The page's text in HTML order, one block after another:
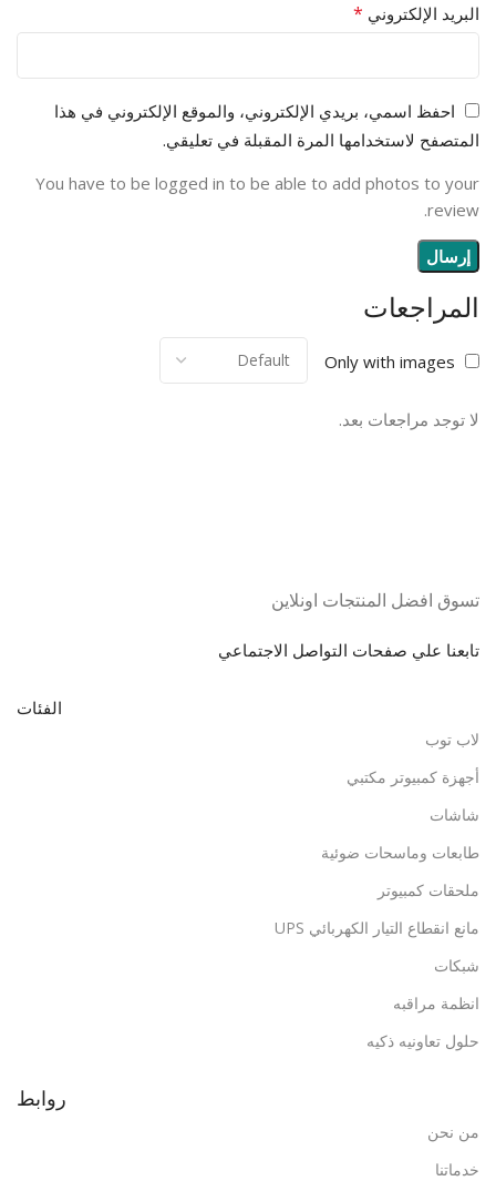
المراجعات
Only with images
لا توجد مراجعات بعد.
البريد الإلكتروني *
احفظ اسمي، بريدي الإلكتروني، والموقع الإلكتروني في هذا
المتصفح لاستخدامها المرة المقبلة في تعليقي.
You have to be logged in to be able to add photos to your
review.
تسوق افضل المنتجات اونلاين
تابعنا علي صفحات التواصل الاجتماعي
الفئات
لاب توب
أجهزة كمبيوتر مكتبي
شاشات
طابعات وماسحات ضوئية
ملحقات كمبيوتر
مانع انقطاع التيار الكهربائي UPS
شبكات
انظمة مراقبه
حلول تعاونيه ذكيه
روابط
من نحن
خدماتنا